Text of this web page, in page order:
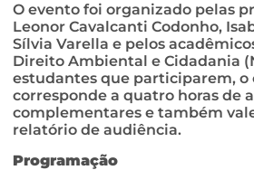
O evento foi organizado pelas
Leonor Cavalcanti Codonho,
Sílvia Varella e pelos
Direito Ambiental e Cidadania
estudantes que participarem, o
corresponde a quatro horas de
complementares e também
relatório de audiência.
Programação